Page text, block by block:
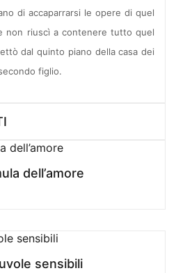
di accaparrarsi le opere di quel
non riuscì a contenere tutto quel
dal quinto piano della casa dei
figlio.
dell’amore
sensibili